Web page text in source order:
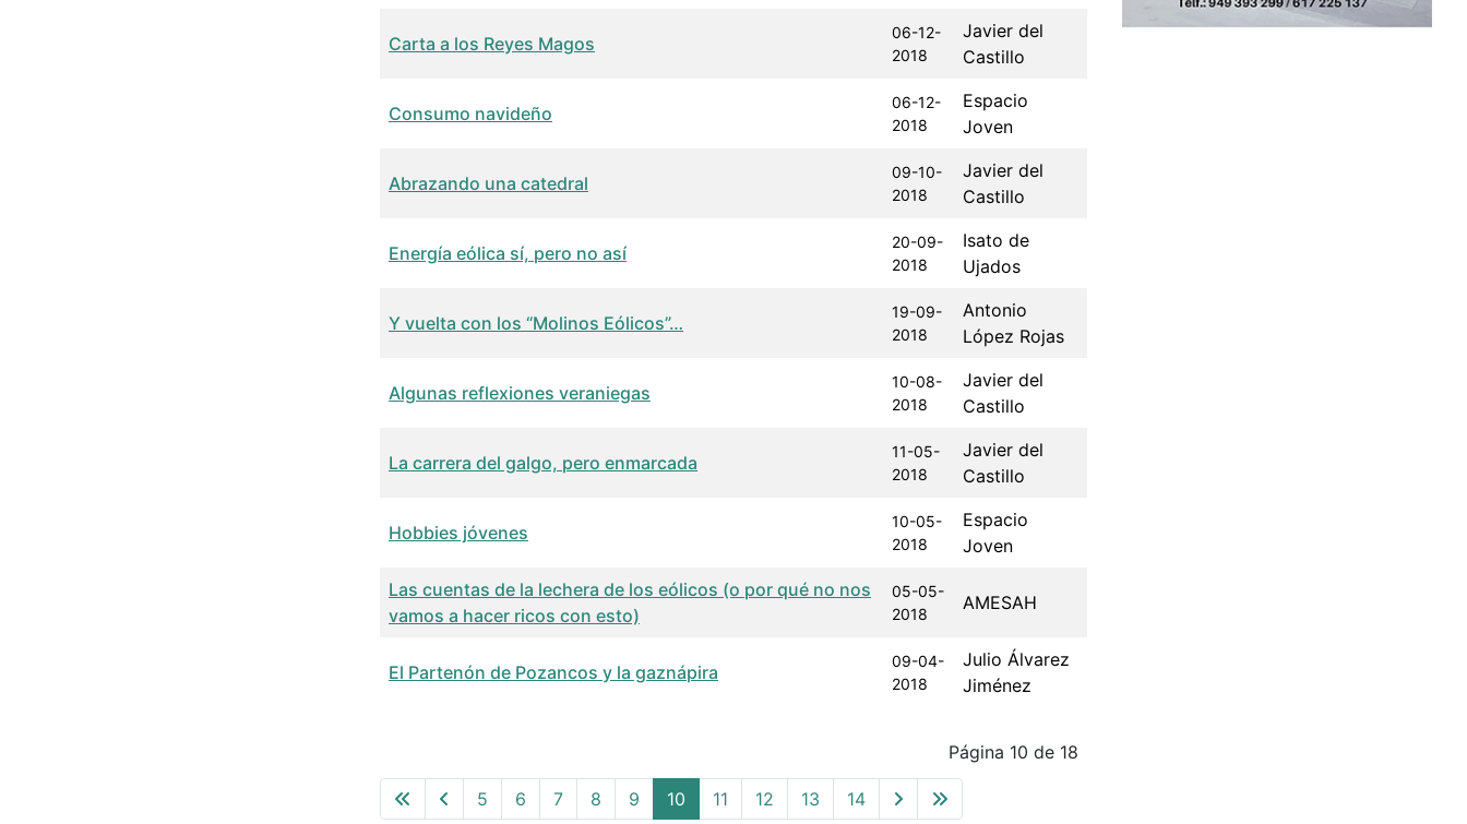
Carta a los Reyes Magos
06-12-
2018
Javier del
Castillo
Consumo navideño
06-12-
2018
Espacio
Joven
Abrazando una catedral
09-10-
2018
Javier del
Castillo
Energía eólica sí, pero no así
20-09-
2018
Isato de
Ujados
Y vuelta con los “Molinos Eólicos”…
19-09-
2018
Antonio
López Rojas
Algunas reflexiones veraniegas
10-08-
2018
Javier del
Castillo
La carrera del galgo, pero enmarcada
11-05-
2018
Javier del
Castillo
Hobbies jóvenes
10-05-
2018
Espacio
Joven
Las cuentas de la lechera de los eólicos (o por qué no nos
vamos a hacer ricos con esto)
05-05-
2018
AMESAH
El Partenón de Pozancos y la gaznápira
09-04-
2018
Julio Álvarez
Jiménez
Página 10 de 18
5 6 7 8 9 10 11 12 13 14